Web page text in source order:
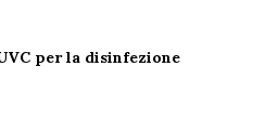
per la disinfezione